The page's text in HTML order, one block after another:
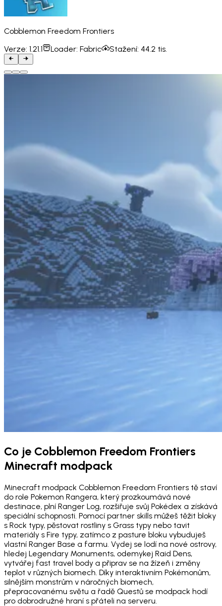
Cobblemon Freedom Frontiers
Verze: 1.21.1 Loader: Fabric Stažení: 44.2 tis.
Co je Cobblemon Freedom Frontiers
Minecraft modpack
Minecraft modpack Cobblemon Freedom Frontiers tě staví
do role Pokemon Rangera, který prozkoumává nové
destinace, plní Ranger Log, rozšiřuje svůj Pokédex a získává
speciální schopnosti. Pomocí partner skills můžeš těžit bloky
s Rock typy, pěstovat rostliny s Grass typy nebo tavit
materiály s Fire typy, zatímco z pasture bloku vybuduješ
vlastní Ranger Base a farmu. Vydej se lodí na nové ostrovy,
hledej Legendary Monuments, odemykej Raid Dens,
vytvářej fast travel body a připrav se na žízeň i změny
teplot v různých biomech. Díky interaktivním Pokémonům,
silnějším monstrům v náročných biomech,
přepracovanému světu a řadě Questů se modpack hodí
pro dobrodružné hraní s přáteli na serveru.